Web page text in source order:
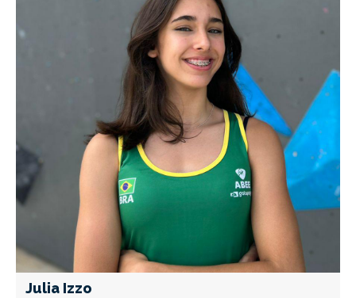
Julia Izzo